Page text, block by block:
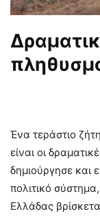
Ένα τεράστιο
είναι οι
δημιούργησε και
πολιτικό
Ελλάδας